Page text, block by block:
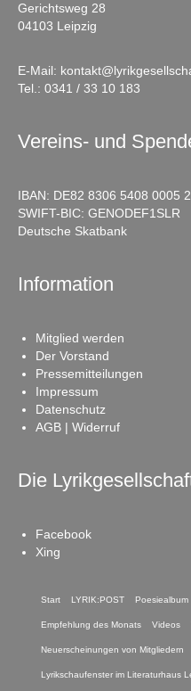
Gerichtsweg 28
04103 Leipzig
E-Mail:
Tel.: 0341 / 33 10 183
Vereins- und
IBAN: DE82 8306 5408 0005
SWIFT-BIC: GENODEF1SLR
Deutsche Skatbank
Information
Mitglied werden
Der Vorstand
Pressemitteilungen
Impressum
Datenschutz
AGB | Widerruf
Die
Facebook
Xing
Start LYRIK:POST Poesiealbum
Empfehlung des Monats Videos
Neuerscheinungen von Mitgliedern
Lyrikschaufenster im Literaturhaus